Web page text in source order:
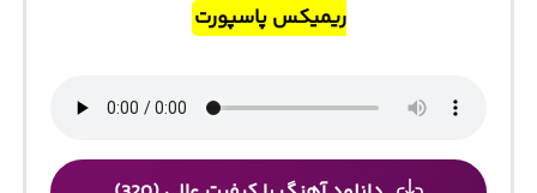
ریمیکس پاسپورت